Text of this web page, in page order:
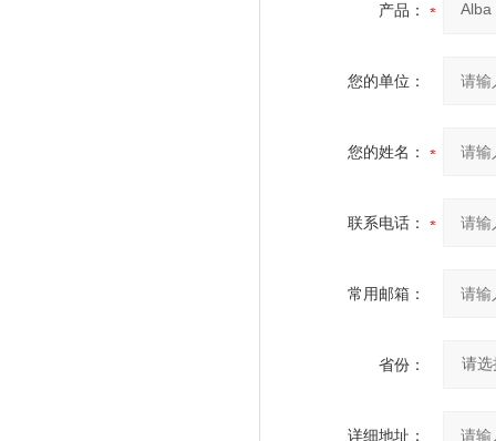
产品：
您的单位：
您的姓名：
联系电话：
常用邮箱：
省份：
详细地址：